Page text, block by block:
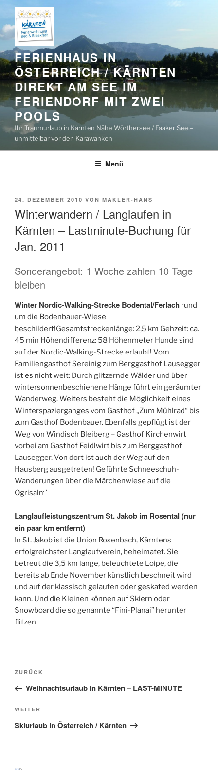
Zum
Inhalt
springen
FERIENHAUS IN
ÖSTERREICH / KÄRNTEN
DIREKT AM SEE IM
FERIENDORF MIT ZWEI
POOLS
Ihr Traumurlaub in Kärnten Nähe Wörthersee / Faaker See –
unmittelbar vor den Karawanken
Menü
VERÖFFENTLICHT
24. DEZEMBER 2010 VON MAKLER-HANS
Winterwandern / Langlaufen in
Kärnten – Lastminute-Buchung für
Jan. 2011
Sonderangebot: 1 Woche zahlen 10 Tage
bleiben
Winter Nordic-Walking-Strecke Bodental/Ferlach rund
um die Bodenbauer-Wiese
beschildert!Gesamtstreckenlänge: 2,5 km Gehzeit: ca.
45 min Höhendifferenz: 58 Höhenmeter Hunde sind
auf der Nordic-Walking-Strecke erlaubt! Vom
Familiengasthof Sereinig zum Berggasthof Lausegger
ist es nicht weit: Durch glitzernde Wälder und über
wintersonnenbeschienene Hänge führt ein geräumter
Wanderweg. Weiters besteht die Möglichkeit eines
Winterspazierganges vom Gasthof „Zum Mühlrad“ bis
zum Gasthof Bodenbauer. Ebenfalls gepflügt ist der
Weg von Windisch Bleiberg – Gasthof Kirchenwirt
vorbei am Gasthof Feidlwirt bis zum Berggasthof
Lausegger. Von dort ist auch der Weg auf den
Hausberg ausgetreten! Geführte Schneeschuh-
Wanderungen über die Märchenwiese auf die
Ogrisalm!
Langlaufleistungszentrum St. Jakob im Rosental (nur
ein paar km entfernt)
In St. Jakob ist die Union Rosenbach, Kärntens
erfolgreichster Langlaufverein, beheimatet. Sie
betreut die 3,5 km lange, beleuchtete Loipe, die
bereits ab Ende November künstlich beschneit wird
und auf der klassisch gelaufen oder geskated werden
kann. Und die Kleinen können auf Skiern oder
Snowboard die so genannte “Fini-Planai” herunter
flitzen
Beitragsnavigation
Vorheriger
Beitrag
ZURÜCK
Weihnachtsurlaub in Kärnten – LAST-MINUTE
Nächster
Beitrag
WEITER
Skiurlaub in Österreich / Kärnten